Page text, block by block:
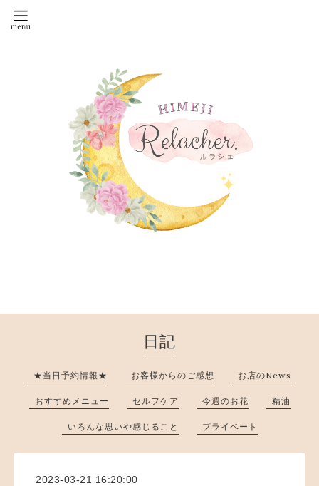
日記
★当日予約情報★ お客様からのご感想 お店のNews
おすすめメニュー セルフケア 今週のお花 精油
いろんな思いや感じること プライベート
2023-03-21 16:20:00